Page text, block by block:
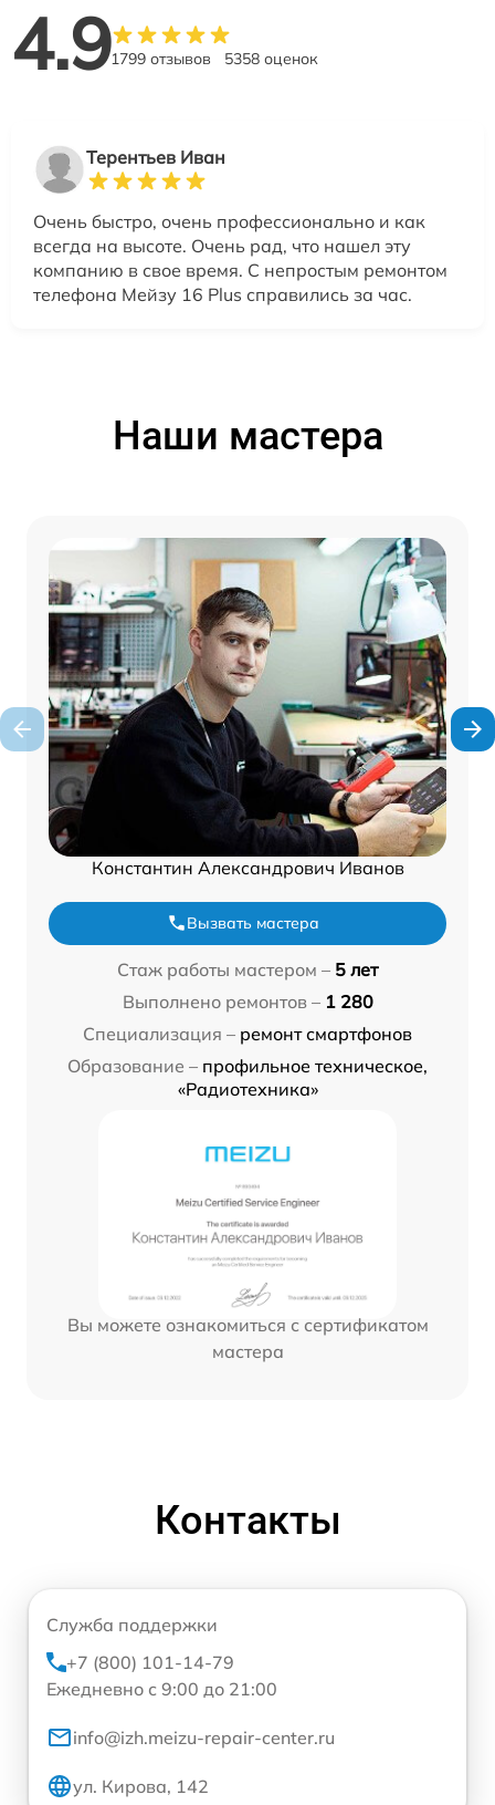
4.91799 отзывов 5358 оценок
Терентьев Иван
Очень быстро, очень профессионально и как
всегда на высоте. Очень рад, что нашел эту
компанию в свое время. С непростым ремонтом
телефона Мейзу 16 Plus справились за час.
Наши мастера
Константин Александрович Иванов
Вызвать мастера
Стаж работы мастером – 5 лет
Выполнено ремонтов – 1 280
Специализация – ремонт смартфонов
Образование – профильное техническое,
«Радиотехника»
Вы можете ознакомиться с сертификатом
мастера
Контакты
Служба поддержки
+7 (800) 101-14-79
Ежедневно с 9:00 до 21:00
info@izh.meizu-repair-center.ru
ул. Кирова, 142